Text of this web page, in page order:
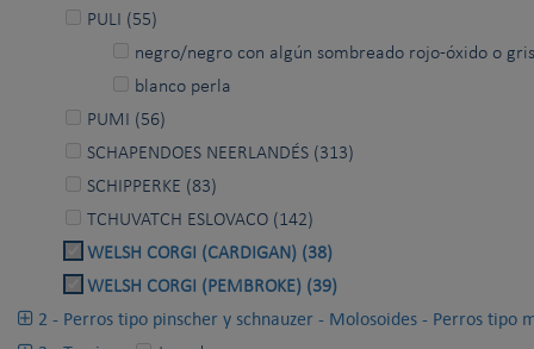
PULI (55)
negro/negro con algún sombreado rojo-óxido o
blanco perla
PUMI (56)
SCHAPENDOES NEERLANDÉS (313)
SCHIPPERKE (83)
TCHUVATCH ESLOVACO (142)
WELSH CORGI (CARDIGAN) (38)
WELSH CORGI (PEMBROKE) (39)
2 - Perros tipo pinscher y schnauzer - Molosoides - Perros tipo